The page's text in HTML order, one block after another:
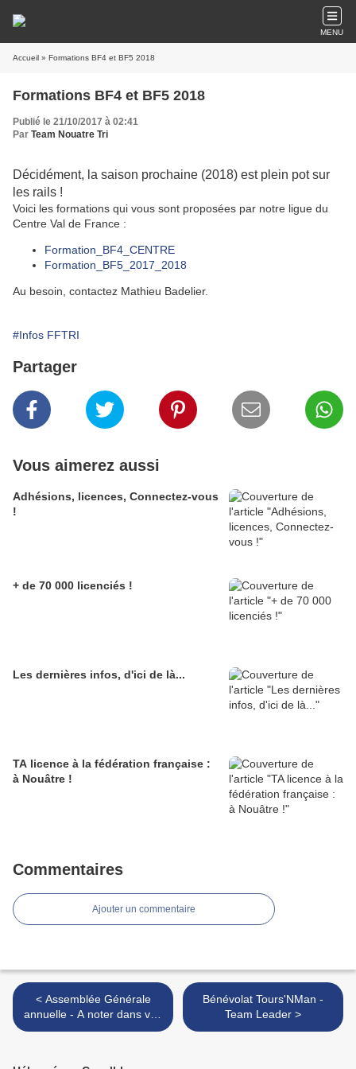
MENU
Accueil » Formations BF4 et BF5 2018
Formations BF4 et BF5 2018
Publié le 21/10/2017 à 02:41
Par Team Nouatre Tri
Décidément, la saison prochaine (2018) est plein pot sur
les rails !
Voici les formations qui vous sont proposées par notre ligue du
Centre Val de France :
Formation_BF4_CENTRE
Formation_BF5_2017_2018
Au besoin, contactez Mathieu Badelier.
#Infos FFTRI
Partager
Vous aimerez aussi
Adhésions, licences, Connectez-vous
!
+ de 70 000 licenciés !
Les dernières infos, d'ici de là...
TA licence à la fédération française :
à Nouâtre !
Commentaires
Ajouter un commentaire
< Assemblée Générale
annuelle - A noter dans vos
agendas : vendredi 17
Bénévolat Tours'NMan -
Team Leader >